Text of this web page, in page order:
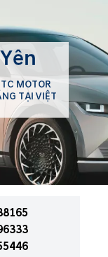
MOTOR
TẠI VIỆT